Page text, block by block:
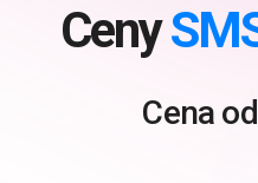
Ceny
Cena od